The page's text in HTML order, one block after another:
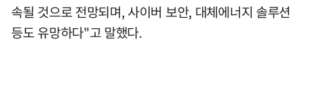
속될 것으로 전망되며, 사이버 보안, 대체에너지 솔루션
등도 유망하다"고 말했다.